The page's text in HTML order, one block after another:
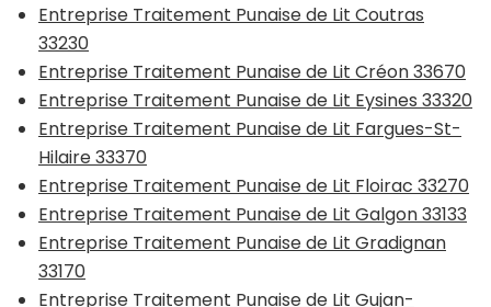
Entreprise Traitement Punaise de Lit Coutras
33230
Entreprise Traitement Punaise de Lit Créon 33670
Entreprise Traitement Punaise de Lit Eysines 33320
Entreprise Traitement Punaise de Lit Fargues-St-
Hilaire 33370
Entreprise Traitement Punaise de Lit Floirac 33270
Entreprise Traitement Punaise de Lit Galgon 33133
Entreprise Traitement Punaise de Lit Gradignan
33170
Entreprise Traitement Punaise de Lit Gujan-